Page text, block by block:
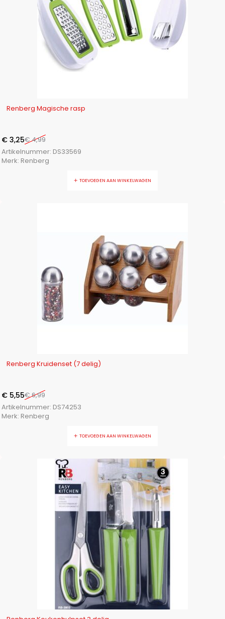
-35%
Renberg Magische rasp
€4,99
€ 3,25
Artikelnummer: DS33569
Merk: Renberg
TOEVOEGEN AAN WINKELWAGEN
-21%
Renberg Kruidenset (7 delig)
€6,99
€ 5,55
Artikelnummer: DS74253
Merk: Renberg
TOEVOEGEN AAN WINKELWAGEN